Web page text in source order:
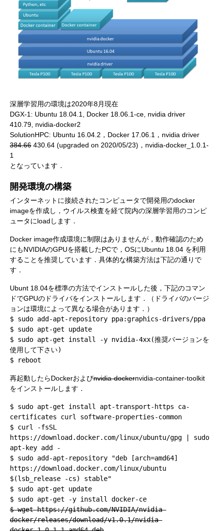
深層学習用の環境は2020年8月現在
DGX-1: Ubuntu 18.04.1, Docker 18.06.1-ce, nvidia driver
410.79, nvidia-docker2
SolutionHPC: Ubuntu 16.04.2，Docker 17.06.1，nvidia driver
384.66 430.64 (upgraded on 2020/05/23)，nvidia-docker_1.0.1-
1
となっています．
開発環境の構築
インターネットに接続されたコンピュータで開発用のdocker
imageを作成し，ウイルス検査を経て院内の深層学習用のコンピ
ュータにloadします．
Docker image作成環境に制限はありませんが，動作確認のため
にもNVIDIAのGPUを搭載したPCで，OSにUbuntu 18.04 を利用
することを推奨しています．具体的な構築方法は下記の通りで
す．
Ubunt 18.04を標準の方法でインストールした後，下記のコマン
ドでGPUのドライバをインストールします．（ドライバのバージ
ョンは環境によって異なる場合があります．）
$ sudo add-apt-repository ppa:graphics-drivers/ppa
$ sudo apt-get update
$ sudo apt-get install -y nvidia-4xx(推奨バージョンを
使用して下さい)
$ reboot
再起動したらDockerおよびnvidia-dockernvidia-container-toolkit
をインストールします．
$ sudo apt-get install apt-transport-https ca-
certificates curl software-properties-common
$ curl -fsSL
https://download.docker.com/linux/ubuntu/gpg | sudo
apt-key add -
$ sudo add-apt-repository "deb [arch=amd64]
https://download.docker.com/linux/ubuntu
$(lsb_release -cs) stable"
$ sudo apt-get update
$ sudo apt-get -y install docker-ce
$ wget https://github.com/NVIDIA/nvidia-
docker/releases/download/v1.0.1/nvidia-